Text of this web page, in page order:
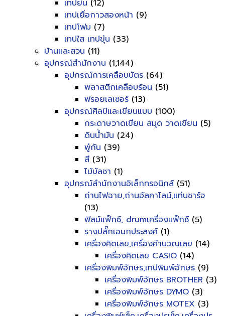
เทปย่น (12)
เทปเยื่อกาวสองหน้า (9)
เทปโฟม (7)
เทปใส เทปขุ่น (33)
บ้านและสวน (11)
อุปกรณ์สำนักงาน (1,144)
อุปกรณ์การเคลือบบัตร (64)
พลาสติกเคลือบร้อน (51)
ฟรอยเลเซอร์ (13)
อุปกรณ์ศิลป์และเขียนแบบ (100)
กระดาษวาดเขียน สมุด วาดเขียน (5)
ดินน้ำมัน (24)
พู่กัน (39)
สี (31)
ไม้บัลชา (1)
อุปกรณ์สำนักงานอิเล็กทรอนิกส์ (51)
ถ่านไฟฉาย,ถ่านอัลคาไลน์,แท่นชาร์จ
(13)
ฟิลม์แฟ็กซ์, drumเครื่องแฟ็กซ์ (5)
รางปลั๊กเอนกประสงค์ (1)
เครื่องคิดเลข,เครื่องคำนวณเลข (14)
เครื่องคิดเลข CASIO (14)
เครื่องพิมพ์อักษร,เทปพิมพ์อักษร (9)
เครื่องพิมพ์อักษร BROTHER (3)
เครื่องพิมพ์อักษร DYMO (3)
เครื่องพิมพ์อักษร MOTEX (3)